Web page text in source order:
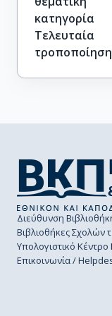
κατηγορία
Τελευταία
τροποποίηση
Διεύθυνση
Βιβλιοθήκες Σχολών
Υπολογιστικό
Επικοινωνία /